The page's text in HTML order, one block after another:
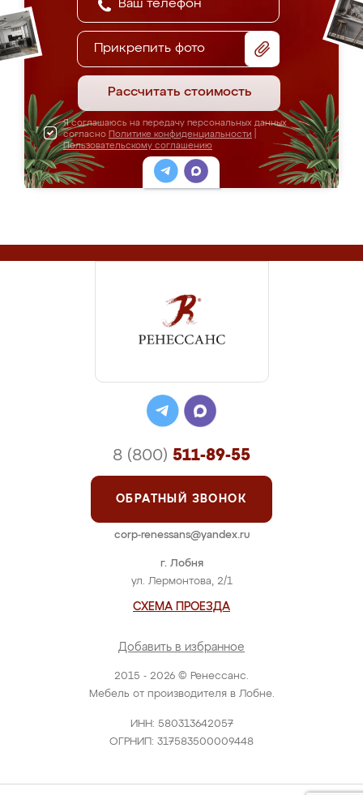
Прикрепить фото
Рассчитать стоимость
Я соглашаюсь на передачу персональных данных
согласно Политике конфиденциальности
Пользовательскому соглашению
2015 - 2026 © Ренессанс.
Мебель от производителя в Лобне.
ИНН: 580313642057
ОГРНИП: 317583500009448
г. Лобня
ул. Лермонтова, 2/1
СХЕМА ПРОЕЗДА
Добавить в избранное
8 (800) 511-89-55
ОБРАТНЫЙ ЗВОНОК
corp-renessans@yandex.ru